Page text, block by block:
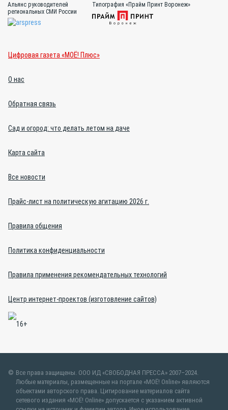
Альянс руководителей
региональных СМИ России
Типография «Прайм Принт Воронеж»
Цифровая газета «МОЁ! Плюс»
О нас
Обратная связь
Сад и огород: что делать летом на даче
Карта сайта
Все новости
Прайс-лист на политическую агитацию 2026 г.
Правила общения
Политика конфиденциальности
Правила применения рекомендательных технологий
Центр интернет-проектов (изготовление сайтов)
Все права защищены. ООО ИД «СВОБОДНАЯ ПРЕССА» 2007–2024.
Любые материалы, размещенные на портале «МОЁ! Online» являются
объектами авторского права. Цитирование материалов сайта
сетевого издания «МОЁ! Online» допускается с указанием активной